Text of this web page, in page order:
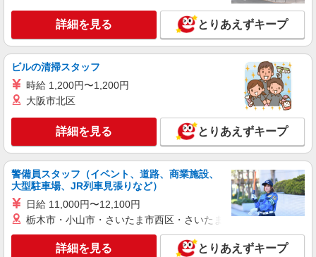
詳細を見る とりあえずキープ
ビルの清掃スタッフ
時給 1,200円〜1,200円
大阪市北区
詳細を見る とりあえずキープ
警備員スタッフ（イベント、道路、商業施設、
大型駐車場、JR列車見張りなど）
日給 11,000円〜12,100円
栃木市・小山市・さいたま市西区・さいたま市岩槻区・久喜市・
詳細を見る とりあえずキープ